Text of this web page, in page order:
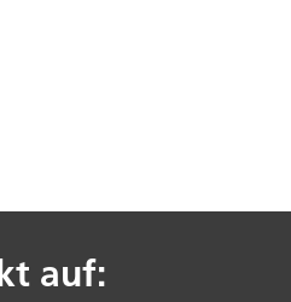
auf: